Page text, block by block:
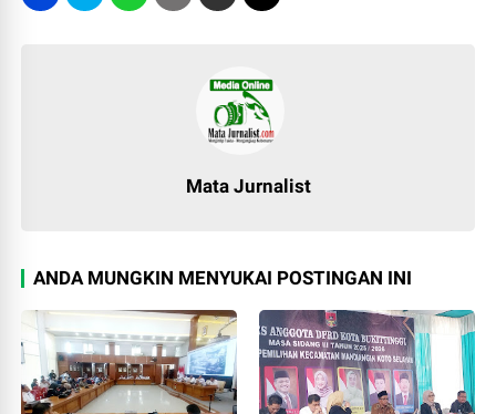
Mata Jurnalist
ANDA MUNGKIN MENYUKAI POSTINGAN INI